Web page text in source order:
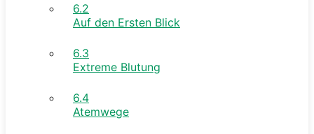
6.2
Auf den Ersten Blick
6.3
Extreme Blutung
6.4
Atemwege